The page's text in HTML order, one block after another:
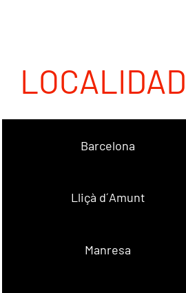
Barcelona
Lliçà d´Amunt
Manresa